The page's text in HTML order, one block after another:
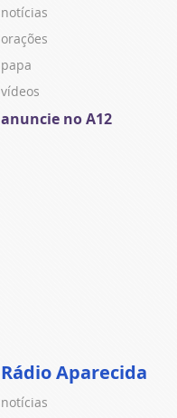
notícias
orações
papa
vídeos
anuncie no A12
Rádio Aparecida
notícias